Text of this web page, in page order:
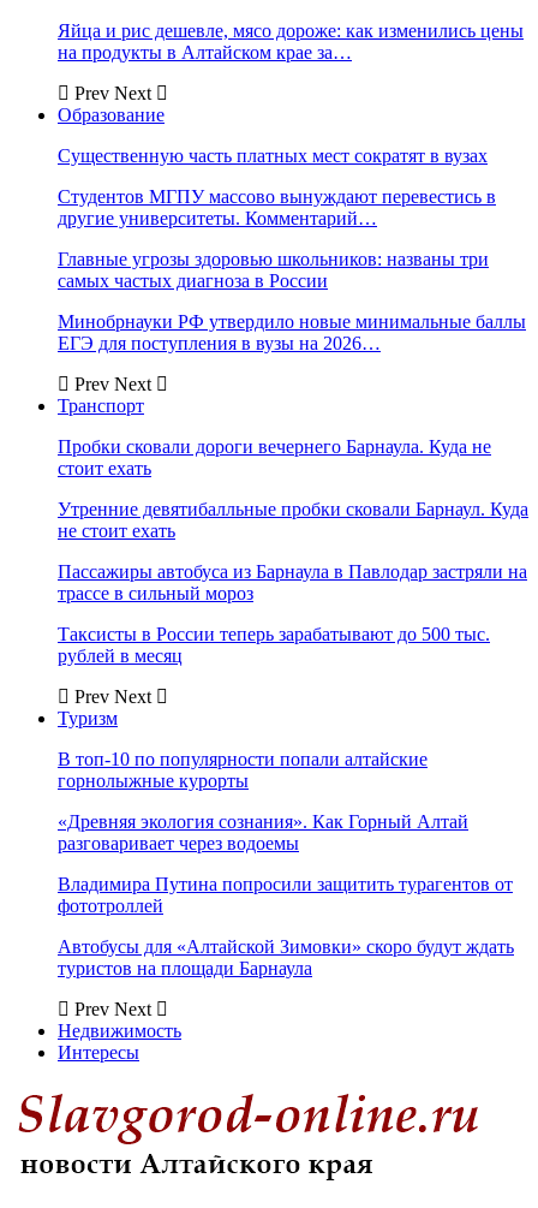
Яйца и рис дешевле, мясо дороже: как изменились цены
на продукты в Алтайском крае за…
Prev Next
Образование
Существенную часть платных мест сократят в вузах
Студентов МГПУ массово вынуждают перевестись в
другие университеты. Комментарий…
Главные угрозы здоровью школьников: названы три
самых частых диагноза в России
Минобрнауки РФ утвердило новые минимальные баллы
ЕГЭ для поступления в вузы на 2026…
Prev Next
Транспорт
Пробки сковали дороги вечернего Барнаула. Куда не
стоит ехать
Утренние девятибалльные пробки сковали Барнаул. Куда
не стоит ехать
Пассажиры автобуса из Барнаула в Павлодар застряли на
трассе в сильный мороз
Таксисты в России теперь зарабатывают до 500 тыс.
рублей в месяц
Prev Next
Туризм
В топ-10 по популярности попали алтайские
горнолыжные курорты
«Древняя экология сознания». Как Горный Алтай
разговаривает через водоемы
Владимира Путина попросили защитить турагентов от
фототроллей
Автобусы для «Алтайской Зимовки» скоро будут ждать
туристов на площади Барнаула
Prev Next
Недвижимость
Интересы